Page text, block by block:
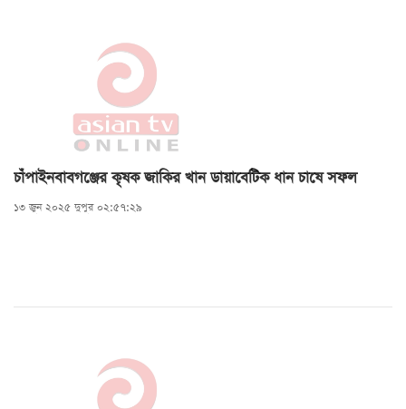
চাঁপাইনবাবগঞ্জের কৃষক জাকির খান ডায়াবেটিক ধান চাষে সফল
১৩ জুন ২০২৫ দুপুর ০২:৫৭:২৯